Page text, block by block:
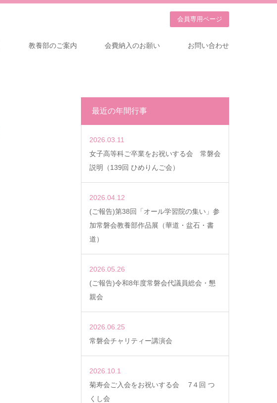
教養部のご案内 会費納入のお願い お問い合わせ
会員専用ページ
最近の年間行事
2026.03.11
女子高等科ご卒業をお祝いする会 常磐会
説明（139回 ひめりんご会）
2026.04.12
(ご報告)第38回「オール学習院の集い」参
加常磐会教養部作品展（華道・盆石・書
道）
2026.05.26
(ご報告)令和8年度常磐会代議員総会・懇
親会
2026.06.25
常磐会チャリティー講演会
2026.10.1
菊寿会ご入会をお祝いする会 7４回 つ
くし会